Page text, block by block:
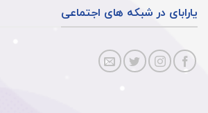
یارابای در شبکه های اجتماعی